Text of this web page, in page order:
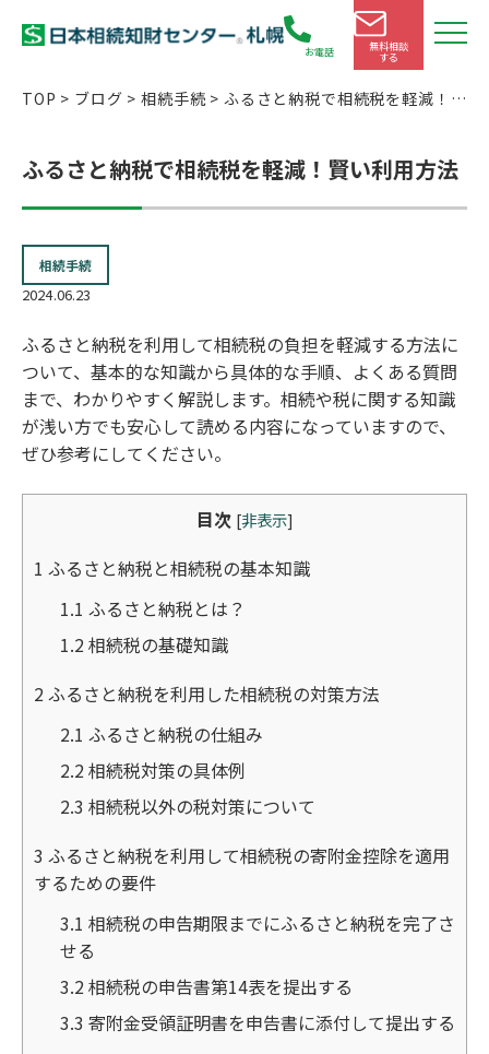
お電話 無料相談
する
TOP > ブログ >相続手続> ふるさと納税で相続税を軽減！賢
ふるさと納税で相続税を軽減！賢い利用方法
相続手続
2024.06.23
ふるさと納税を利用して相続税の負担を軽減する方法に
ついて、基本的な知識から具体的な手順、よくある質問
まで、わかりやすく解説します。相続や税に関する知識
が浅い方でも安心して読める内容になっていますので、
ぜひ参考にしてください。
目次 [非表示]
1 ふるさと納税と相続税の基本知識
1.1 ふるさと納税とは？
1.2相続税の基礎知識
2ふるさと納税を利用した相続税の対策方法
2.1 ふるさと納税の仕組み
2.2相続税対策の具体例
2.3 相続税以外の税対策について
3 ふるさと納税を利用して相続税の寄附金控除を適用
するための要件
3.1 相続税の申告期限までにふるさと納税を完了さ
せる
3.2相続税の申告書第14表を提出する
3.3 寄附金受領証明書を申告書に添付して提出する